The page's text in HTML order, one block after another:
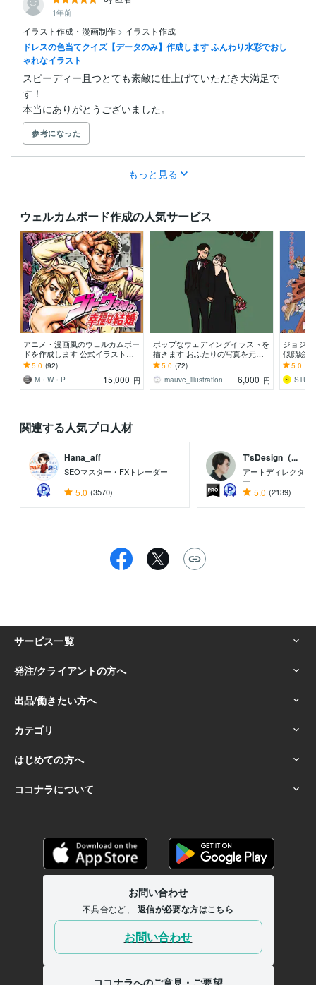
1年前
イラスト作成・漫画制作 > イラスト作成
ドレスの色当てクイズ【データのみ】作成します ふんわり水彩でおし
ゃれなイラスト
スピーディー且つとても素敵に仕上げていただき大満足で
す！
本当にありがとうございました。
参考になった
もっと見る
ウェルカムボード作成の人気サービス
アニメ・漫画風のウェルカムボー
ドを作成します 公式イラスト制
作実績あり 安心の高品質仕上げ
5.0 (92)
M・W・P
15,000 円
ポップなウェディングイラストを
描きます おふたりの写真を元に
明るくポップなイラストを作成し
5.0 (72)
mauve_illustration
6,000 円
ジョジ
似顔絵
カムボ
方にオ
5.0
関連する人気プロ人材
Hana_aff
SEOマスター・FXトレーダー
5.0 (3570)
T’sDesign（...
アートディレクター
ー
5.0 (2139)